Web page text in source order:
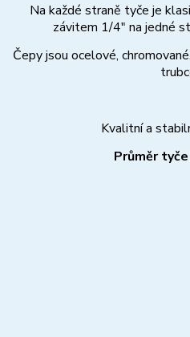
Na každé straně tyče je
závitem 1/4" na jedné
Čepy jsou ocelové,
Kvalitní a
Průměr